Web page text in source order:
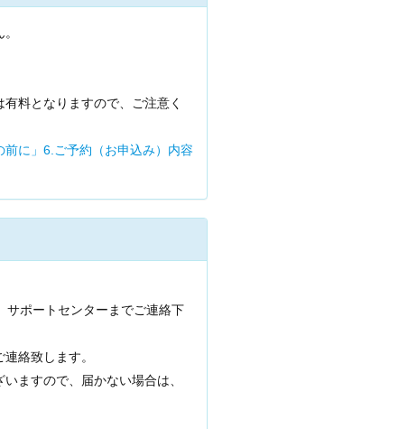
料となりますので、ご注意く
前に」6.ご予約（お申込み）内容
サポートセンターまでご連絡下
絡致します。
ますので、届かない場合は、